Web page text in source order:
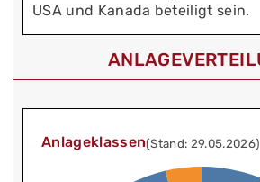
USA und Kanada beteiligt sein.
Anlageklassen(Stand: 29.05.2026)